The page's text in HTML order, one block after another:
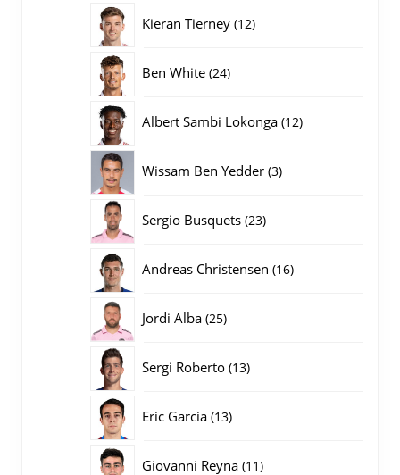
Kieran Tierney 1212
Ben White 2424
Albert Sambi Lokonga 1212
Wissam Ben Yedder 33
Sergio Busquets 2323
Andreas Christensen 1616
Jordi Alba 2525
Sergi Roberto 1313
Eric Garcia 1313
Giovanni Reyna 1111